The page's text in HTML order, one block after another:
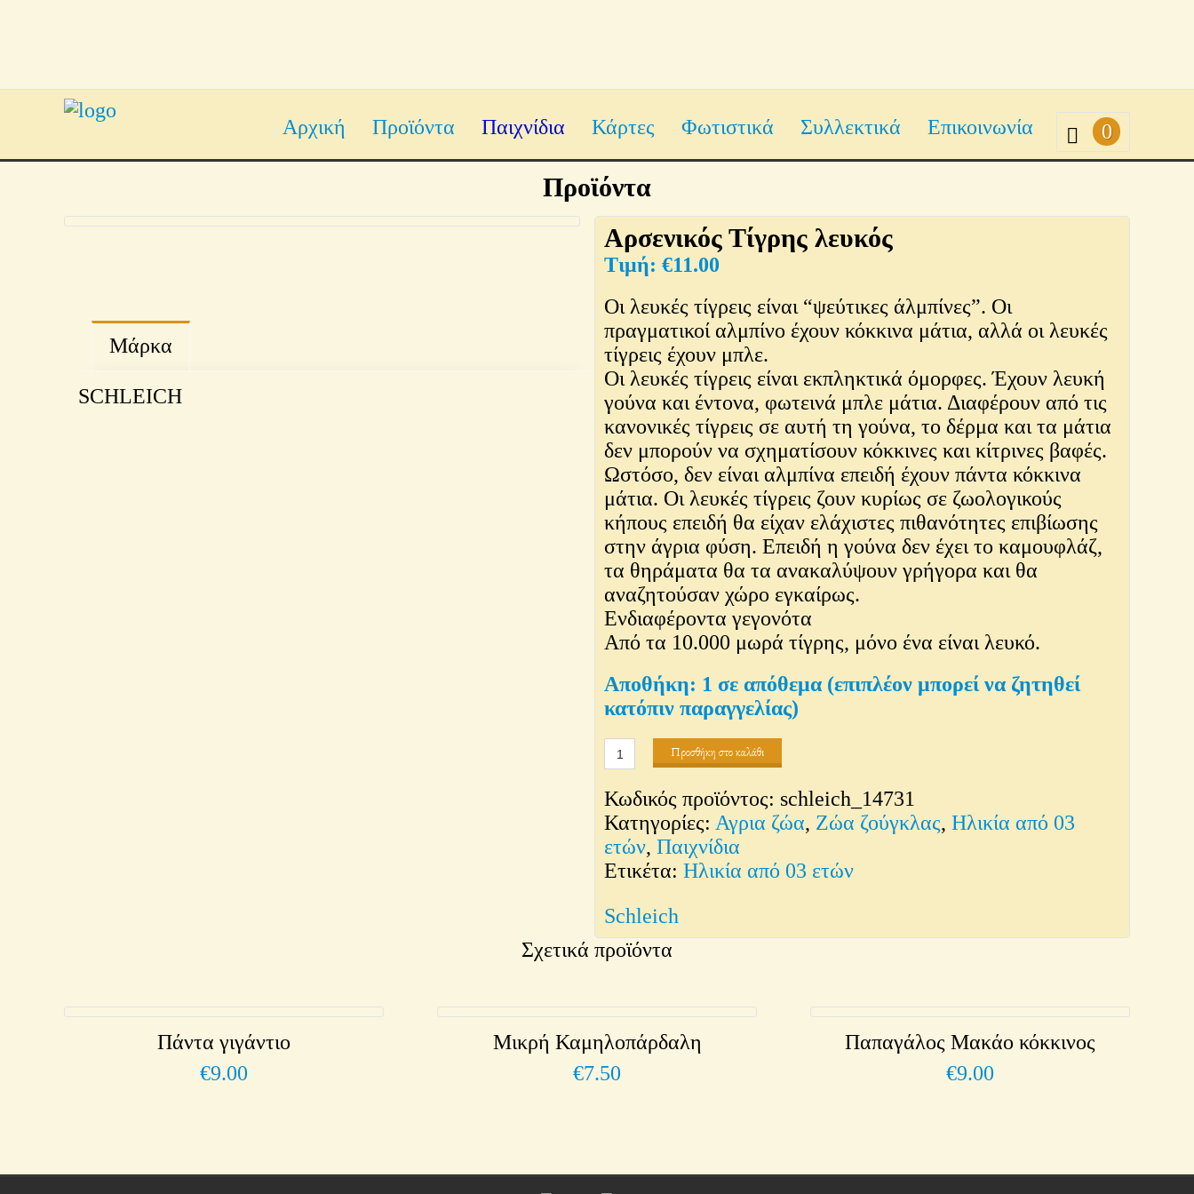
Αρχική Προϊόντα Παιχνίδια Κάρτες Φωτιστικά Συλλεκτικά Επικοινωνία 0
Προϊόντα
Αρσενικός Τίγρης λευκός
€11.00
Οι λευκές τίγρεις είναι “ψεύτικες άλμπίνες”. Οι
πραγματικοί αλμπίνο έχουν κόκκινα μάτια, αλλά οι λευκές
τίγρεις έχουν μπλε.
Οι λευκές τίγρεις είναι εκπληκτικά όμορφες. Έχουν λευκή
γούνα και έντονα, φωτεινά μπλε μάτια. Διαφέρουν από τις
κανονικές τίγρεις σε αυτή τη γούνα, το δέρμα και τα μάτια
δεν μπορούν να σχηματίσουν κόκκινες και κίτρινες βαφές.
Ωστόσο, δεν είναι αλμπίνα επειδή έχουν πάντα κόκκινα
μάτια. Οι λευκές τίγρεις ζουν κυρίως σε ζωολογικούς
κήπους επειδή θα είχαν ελάχιστες πιθανότητες επιβίωσης
στην άγρια ​​φύση. Επειδή η γούνα δεν έχει το καμουφλάζ,
τα θηράματα θα τα ανακαλύψουν γρήγορα και θα
αναζητούσαν χώρο εγκαίρως.
Ενδιαφέροντα γεγονότα
Από τα 10.000 μωρά τίγρης, μόνο ένα είναι λευκό.
1 σε απόθεμα (επιπλέον μπορεί να ζητηθεί
κατόπιν παραγγελίας)
Αρσενικός
Τίγρης
λευκός
ποσότητα
Προσθήκη στο καλάθι
Κωδικός προϊόντος: schleich_14731
Κατηγορίες: Αγρια ζώα, Ζώα ζούγκλας,Ηλικία από 03
ετών,Παιχνίδια
Ετικέτα:Ηλικία από 03 ετών
Schleich
Μάρκα
SCHLEICH
Σχετικά προϊόντα
Πάντα γιγάντιο
€9.00
Μικρή Καμηλοπάρδαλη
€7.50
Παπαγάλος Μακάο κόκκινος
€9.00